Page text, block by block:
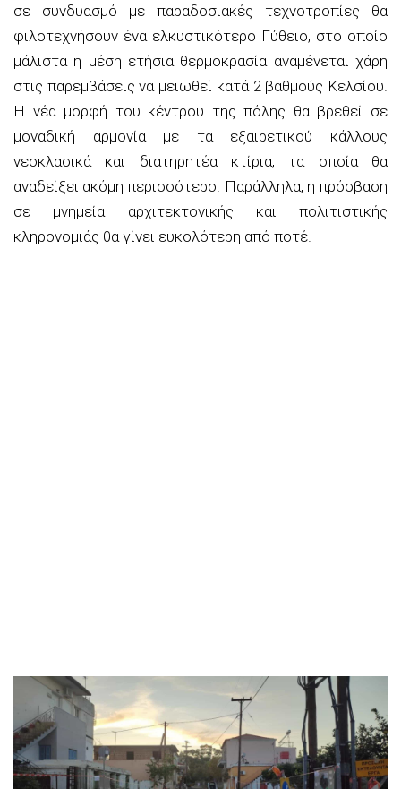
σε συνδυασμό με παραδοσιακές τεχνοτροπίες θα
φιλοτεχνήσουν ένα ελκυστικότερο Γύθειο, στο οποίο
μάλιστα η μέση ετήσια θερμοκρασία αναμένεται χάρη
στις παρεμβάσεις να μειωθεί κατά 2 βαθμούς Κελσίου.
Η νέα μορφή του κέντρου της πόλης θα βρεθεί σε
μοναδική αρμονία με τα εξαιρετικού κάλλους
νεοκλασικά και διατηρητέα κτίρια, τα οποία θα
αναδείξει ακόμη περισσότερο. Παράλληλα, η πρόσβαση
σε μνημεία αρχιτεκτονικής και πολιτιστικής
κληρονομιάς θα γίνει ευκολότερη από ποτέ.